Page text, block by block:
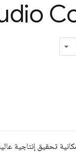
تحقيق إنتاجية